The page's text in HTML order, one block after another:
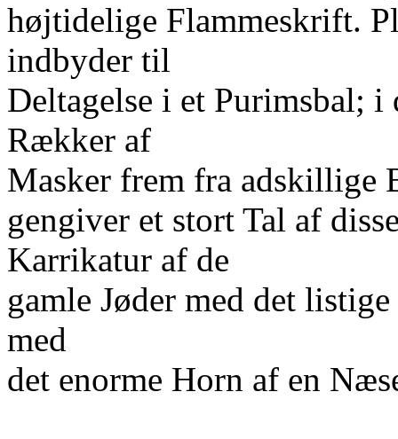
højtidelige Flammeskrift.
indbyder til
Deltagelse i et Purimsbal;
Rækker af
Masker frem fra adskillige
gengiver et stort Tal af
Karrikatur af de
gamle Jøder med det
med
det enorme Horn af en